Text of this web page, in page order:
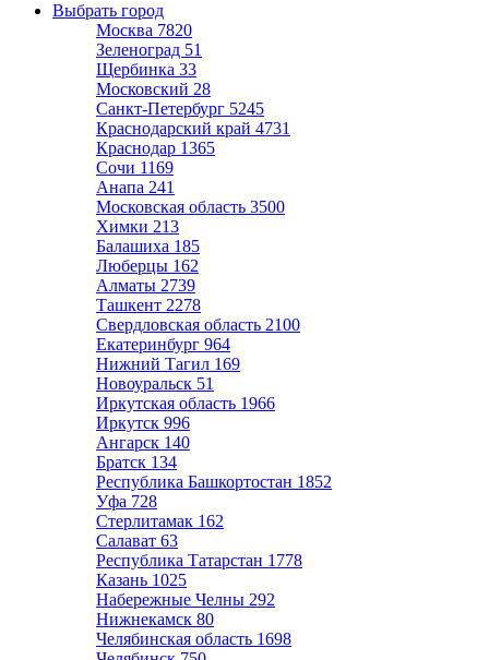
Выбрать город
Москва 7820
Зеленоград 51
Щербинка 33
Московский 28
Санкт-Петербург 5245
Краснодарский край 4731
Краснодар 1365
Сочи 1169
Анапа 241
Московская область 3500
Химки 213
Балашиха 185
Люберцы 162
Алматы 2739
Ташкент 2278
Свердловская область 2100
Екатеринбург 964
Нижний Тагил 169
Новоуральск 51
Иркутская область 1966
Иркутск 996
Ангарск 140
Братск 134
Республика Башкортостан 1852
Уфа 728
Стерлитамак 162
Салават 63
Республика Татарстан 1778
Казань 1025
Набережные Челны 292
Нижнекамск 80
Челябинская область 1698